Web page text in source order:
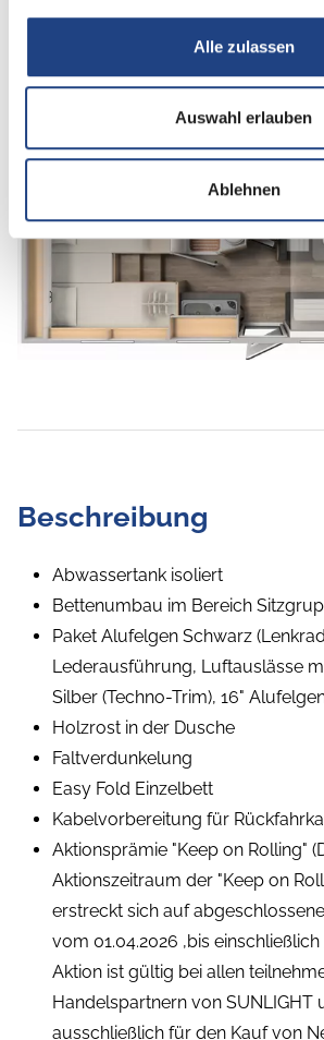
Alle zulassen
Auswahl erlauben
Ablehnen
Infrastruktur
Betten
Beschreibung
Abwassertank isoliert
Bettenumbau im Bereich
Paket Alufelgen Schwarz
Lederausführung, Luftauslässe
Silber (Techno-Trim), 16"
Holzrost in der Dusche
Faltverdunkelung
Easy Fold Einzelbett
Kabelvorbereitung für
Aktionsprämie "Keep on Rolling"
Aktionszeitraum der "Keep on
erstreckt sich auf
vom 01.04.2026 ,bis einschließlich
Aktion ist gültig bei allen
Handelspartnern von SUNLIGHT
ausschließlich für den Kauf von